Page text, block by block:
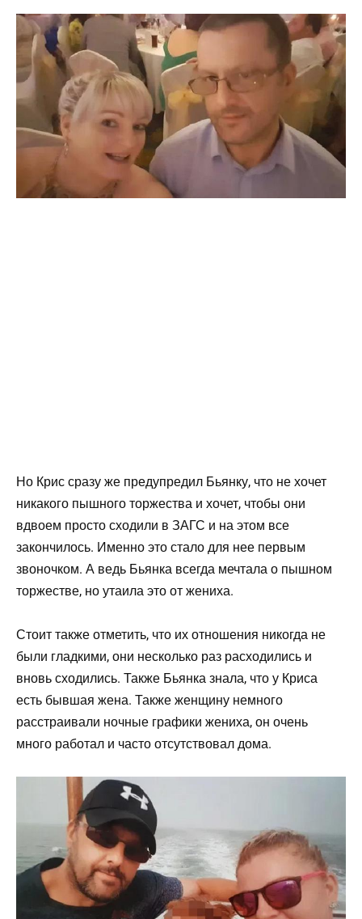
Но Крис сразу же предупредил Бьянку, что не хочет
никакого пышного торжества и хочет, чтобы они
вдвоем просто сходили в ЗАГС и на этом все
закончилось. Именно это стало для нее первым
звоночком. А ведь Бьянка всегда мечтала о пышном
торжестве, но утаила это от жениха.
Стоит также отметить, что их отношения никогда не
были гладкими, они несколько раз расходились и
вновь сходились. Также Бьянка знала, что у Криса
есть бывшая жена. Также женщину немного
расстраивали ночные графики жениха, он очень
много работал и часто отсутствовал дома.